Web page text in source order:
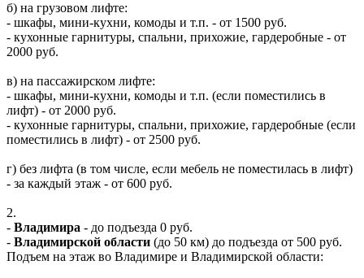
б) на грузовом лифте:
- шкафы, мини-кухни, комоды и т.п. - от 1500 руб.
- кухонные гарнитуры, спальни, прихожие, гардеробные - от
2000 руб.
в) на пассажирском лифте:
- шкафы, мини-кухни, комоды и т.п. (если поместились в
лифт) - от 2000 руб.
- кухонные гарнитуры, спальни, прихожие, гардеробные (если
поместились в лифт) - от 2500 руб.
г) без лифта (в том числе, если мебель не поместилась в лифт)
- за каждый этаж - от 600 руб.
2.
- Владимира - до подъезда 0 руб.
- Владимирской области (до 50 км) до подъезда от 500 руб.
Подъем на этаж во Владимире и Владимирской области: